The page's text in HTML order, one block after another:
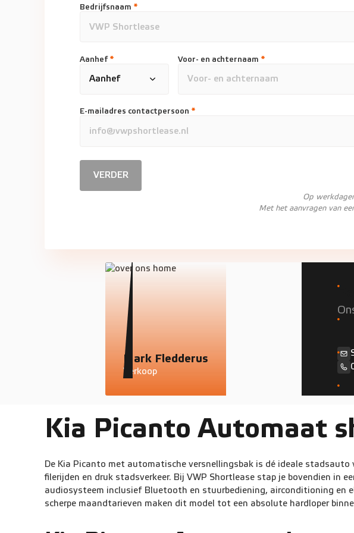
Bedrijfsnaam *
Aanhef* Voor- en achternaam *
E-mailadres contactpersoon *
VERDER
Op
Met het aanvragen van
Mark Fledderus
Verkoop
Kia Picanto Automaat
De Kia Picanto met automatische versnellingsbak is dé ideale
filerijden en druk stadsverkeer. Bij VWP Shortlease stap je bovendien
audiosysteem inclusief Bluetooth en stuurbediening, airconditioning en
scherpe maandtarieven maken dit model tot een absolute hardloper